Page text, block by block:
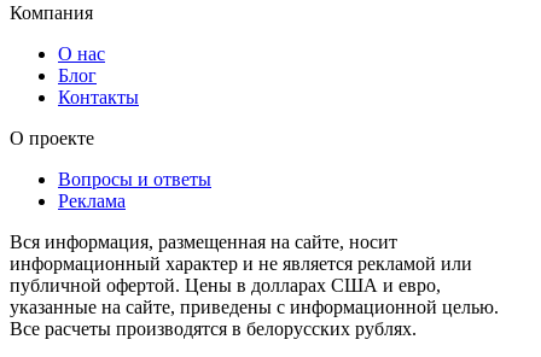
Компания
О нас
Блог
Контакты
О проекте
Вопросы и ответы
Реклама
Вся информация, размещенная на сайте, носит
информационный характер и не является рекламой или
публичной офертой. Цены в долларах США и евро,
указанные на сайте, приведены с информационной целью.
Все расчеты производятся в белорусских рублях.